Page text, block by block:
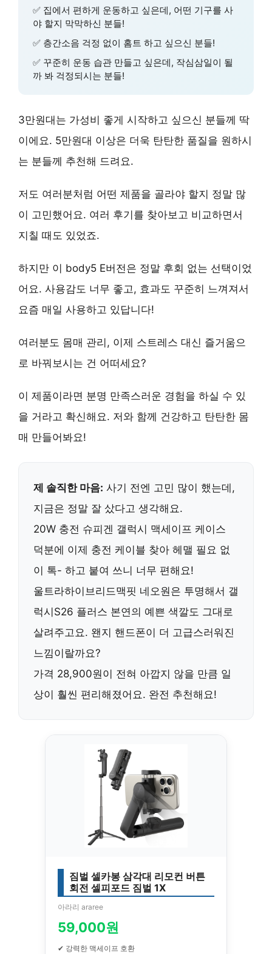
✅ 집에서 편하게 운동하고 싶은데, 어떤 기구를 사
야 할지 막막하신 분들!
✅ 층간소음 걱정 없이 홈트 하고 싶으신 분들!
✅ 꾸준히 운동 습관 만들고 싶은데, 작심삼일이 될
까 봐 걱정되시는 분들!
3만원대는 가성비 좋게 시작하고 싶으신 분들께 딱
이에요. 5만원대 이상은 더욱 탄탄한 품질을 원하시
는 분들께 추천해 드려요.
저도 여러분처럼 어떤 제품을 골라야 할지 정말 많
이 고민했어요. 여러 후기를 찾아보고 비교하면서
지칠 때도 있었죠.
하지만 이 body5 E버전은 정말 후회 없는 선택이었
어요. 사용감도 너무 좋고, 효과도 꾸준히 느껴져서
요즘 매일 사용하고 있답니다!
여러분도 몸매 관리, 이제 스트레스 대신 즐거움으
로 바꿔보시는 건 어떠세요?
이 제품이라면 분명 만족스러운 경험을 하실 수 있
을 거라고 확신해요. 저와 함께 건강하고 탄탄한 몸
매 만들어봐요!
제 솔직한 마음: 사기 전엔 고민 많이 했는데,
지금은 정말 잘 샀다고 생각해요.
20W 충전 슈피겐 갤럭시 맥세이프 케이스
덕분에 이제 충전 케이블 찾아 헤맬 필요 없
이 톡- 하고 붙여 쓰니 너무 편해요!
울트라하이브리드맥핏 네오원은 투명해서 갤
럭시S26 플러스 본연의 예쁜 색깔도 그대로
살려주고요. 왠지 핸드폰이 더 고급스러워진
느낌이랄까요?
가격 28,900원이 전혀 아깝지 않을 만큼 일
상이 훨씬 편리해졌어요. 완전 추천해요!
짐벌 셀카봉 삼각대 리모컨 버튼
회전 셀피포드 짐벌 1X
아라리 araree
59,000원
✔ 강력한 맥세이프 호환